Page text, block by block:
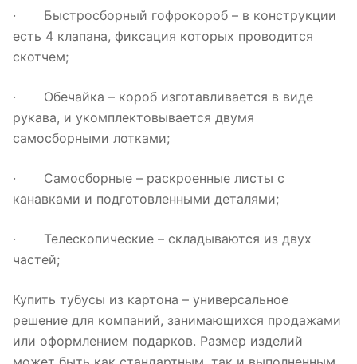
· Быстросборный гофрокороб – в конструкции
есть 4 клапана, фиксация которых проводится
скотчем;
· Обечайка – короб изготавливается в виде
рукава, и укомплектовывается двумя
самосборными лотками;
· Самосборные – раскроенные листы с
канавками и подготовленными деталями;
· Телескопические – складываются из двух
частей;
Купить тубусы из картона – универсальное
решение для компаний, занимающихся продажами
или оформлением подарков. Размер изделий